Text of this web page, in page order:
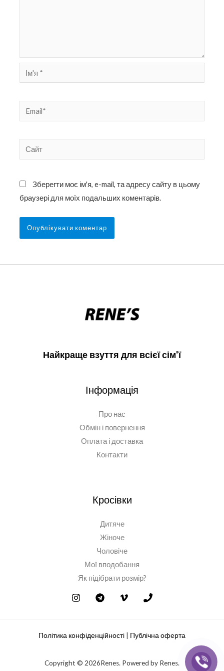
Ім'я
*
Email*
Сайт
Зберегти моє ім'я, e-mail, та адресу сайту в цьому
браузері для моїх подальших коментарів.
Найкраще взуття для всієї сім'ї
Інформація
Про нас
Обмін і повернення
Оплата і доставка
Контакти
Кросівки
Дитяче
Жіноче
Чоловіче
Мої вподобання
Як підібрати розмір?
Політика конфіденційності Публічна оферта
Copyright © 2026Renes. Powered by Renes.